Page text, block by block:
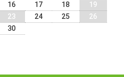
16 17 18
19
23 24 25
26
30